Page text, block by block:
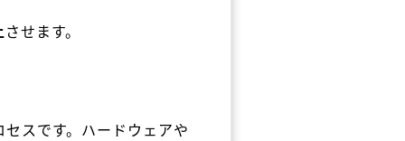
させます。
スです。ハードウェアや